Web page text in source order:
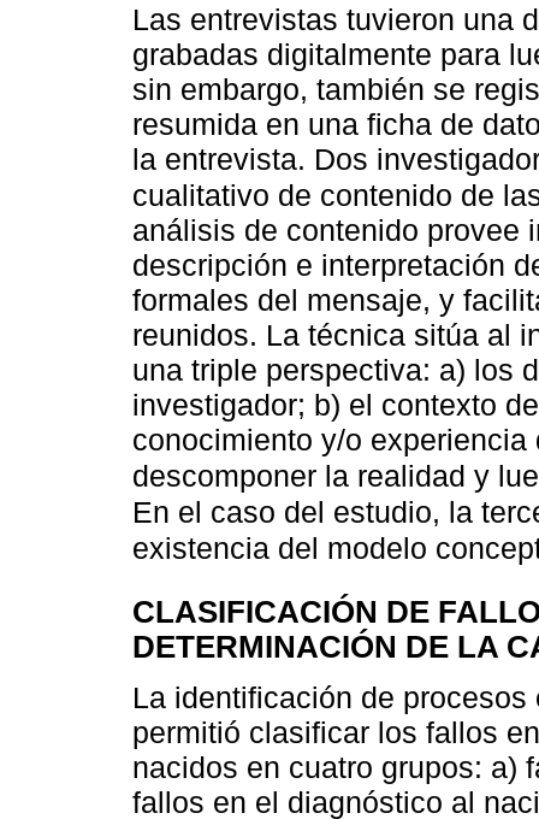
Las entrevistas tuvieron una
grabadas digitalmente para
sin embargo, también se
resumida en una ficha de
la entrevista. Dos
cualitativo de contenido de
análisis de contenido provee
descripción e interpretación
formales del mensaje, y
reunidos. La técnica sitúa al
una triple perspectiva: a) los
investigador; b) el contexto
conocimiento y/o
descomponer la realidad y
En el caso del estudio, la
existencia del modelo
CLASIFICACIÓN DE
DETERMINACIÓN DE LA
La identificación de
permitió clasificar los fallos
nacidos en cuatro grupos: a)
fallos en el diagnóstico al